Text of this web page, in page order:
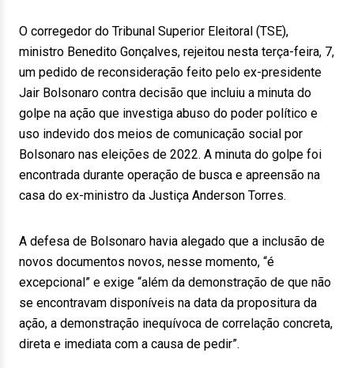
O corregedor do Tribunal Superior Eleitoral (TSE),
ministro Benedito Gonçalves, rejeitou nesta terça-feira, 7,
um pedido de reconsideração feito pelo ex-presidente
Jair Bolsonaro contra decisão que incluiu a minuta do
golpe na ação que investiga abuso do poder político e
uso indevido dos meios de comunicação social por
Bolsonaro nas eleições de 2022. A minuta do golpe foi
encontrada durante operação de busca e apreensão na
casa do ex-ministro da Justiça Anderson Torres.
A defesa de Bolsonaro havia alegado que a inclusão de
novos documentos novos, nesse momento, “é
excepcional” e exige “além da demonstração de que não
se encontravam disponíveis na data da propositura da
ação, a demonstração inequívoca de correlação concreta,
direta e imediata com a causa de pedir”.